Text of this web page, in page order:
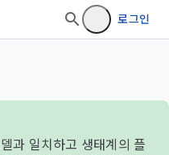
로그인
과 일치하고 생태계의 플